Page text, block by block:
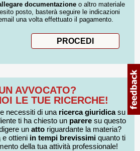
documentazione o altro materiale
posto, basterà seguire le indicazioni
una volta effettuato il pagamento.
AVVOCATO?
LE TUE RICERCHE!
necessiti di una ricerca giuridicasu
ti ha chiesto un pareresu questo
un atto riguardante la materia?
e ottieni in tempi brevissimiquanto ti
della tua attività professionale!